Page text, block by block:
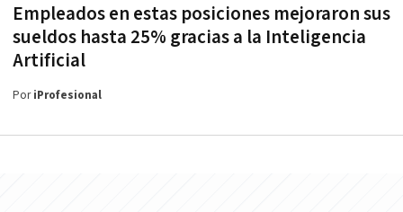
Empleados en estas posiciones mejoraron sus
sueldos hasta 25% gracias a la Inteligencia
Artificial
PoriProfesional